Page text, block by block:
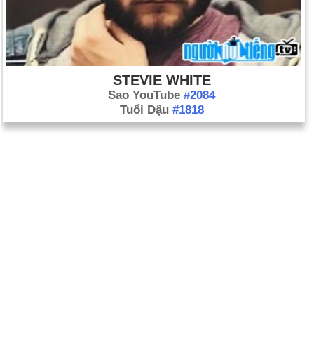
STEVIE WHITE
Sao YouTube #2084
Tuổi Dậu #1818